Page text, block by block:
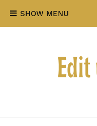
SHOW MENU